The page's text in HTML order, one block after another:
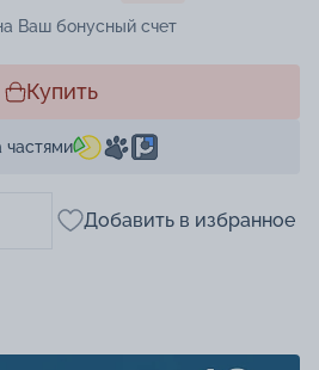
Ваш бонусный счет
Купить
частями
Добавить в избранное